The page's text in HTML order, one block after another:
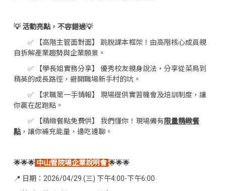
💡 活動亮點，不容錯過💡
✅ 【高階主管面對面】 跳脫課本框架！由高階核心成員親
自拆解產業趨勢與企業願景。
✅ 【學長姐實務分享】 優秀校友親身說法，分享從菜鳥到
精英的成長路徑，避開職場新手村的坑。
✅ 【求職第一手情報】 現場提供實習機會及培訓制度，讓
你贏在起跑點。
✅ 【精緻餐點免費供】 我們懂你！現場備有限量精緻餐
點，讓你補充能量，邊吃邊聊。
🌟🌟🌟 中山管院場企業說明會🌟🌟🌟
📍 日期：2026/04/29 (三) 下午4:00-下午6:00